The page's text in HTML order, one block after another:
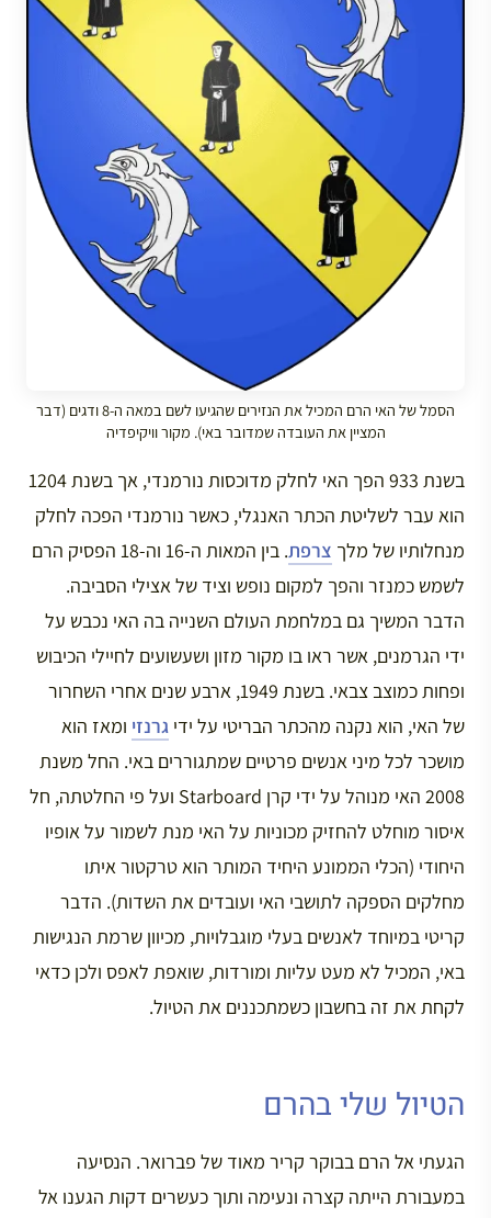
הסמל של האי הרם המכיל את הנזירים שהגיעו לשם במאה ה-8 ודגים (דבר
המציין את העובדה שמדובר באי). מקור וויקיפדיה
בשנת 933 הפך האי לחלק מדוכסות נורמנדי, אך בשנת 1204
הוא עבר לשליטת הכתר האנגלי, כאשר נורמנדי הפכה לחלק
מנחלותיו של מלך צרפת
. בין המאות ה-16 וה-18 הפסיק הרם
לשמש כמנזר והפך למקום נופש וציד של אצילי הסביבה.
הדבר המשיך גם במלחמת העולם השנייה בה האי נכבש על
ידי הגרמנים, אשר ראו בו מקור מזון ושעשועים לחיילי הכיבוש
ופחות כמוצב צבאי. בשנת 1949, ארבע שנים אחרי השחרור
של האי, הוא נקנה מהכתר הבריטי על ידי גרנזי ומאז הוא
מושכר לכל מיני אנשים פרטיים שמתגוררים באי. החל משנת
2008 האי מנוהל על ידי קרן Starboard ועל פי החלטתה, חל
איסור מוחלט להחזיק מכוניות על האי מנת לשמור על אופיו
היחודי (הכלי הממונע היחיד המותר הוא טרקטור איתו
מחלקים הספקה לתושבי האי ועובדים את השדות). הדבר
קריטי במיוחד לאנשים בעלי מוגבלויות, מכיוון שרמת הנגישות
באי, המכיל לא מעט עליות ומורדות, שואפת לאפס ולכן כדאי
לקחת את זה בחשבון כשמתכננים את הטיול.
הטיול שלי בהרם
הגעתי אל הרם בבוקר קריר מאוד של פברואר. הנסיעה
במעבורת הייתה קצרה ונעימה ותוך כעשרים דקות הגענו אל